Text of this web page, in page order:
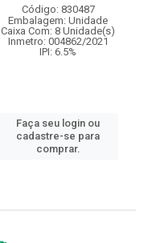
Código: 830487
Embalagem: Unidade
Caixa Com: 8 Unidade(s)
Inmetro: 004862/2021
IPI: 6.5%
Faça seu login ou
cadastre-se para
comprar.